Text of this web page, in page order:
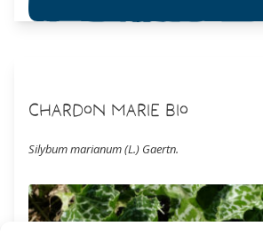
Chardon Marie Bio
Silybum marianum (L.) Gaertn.